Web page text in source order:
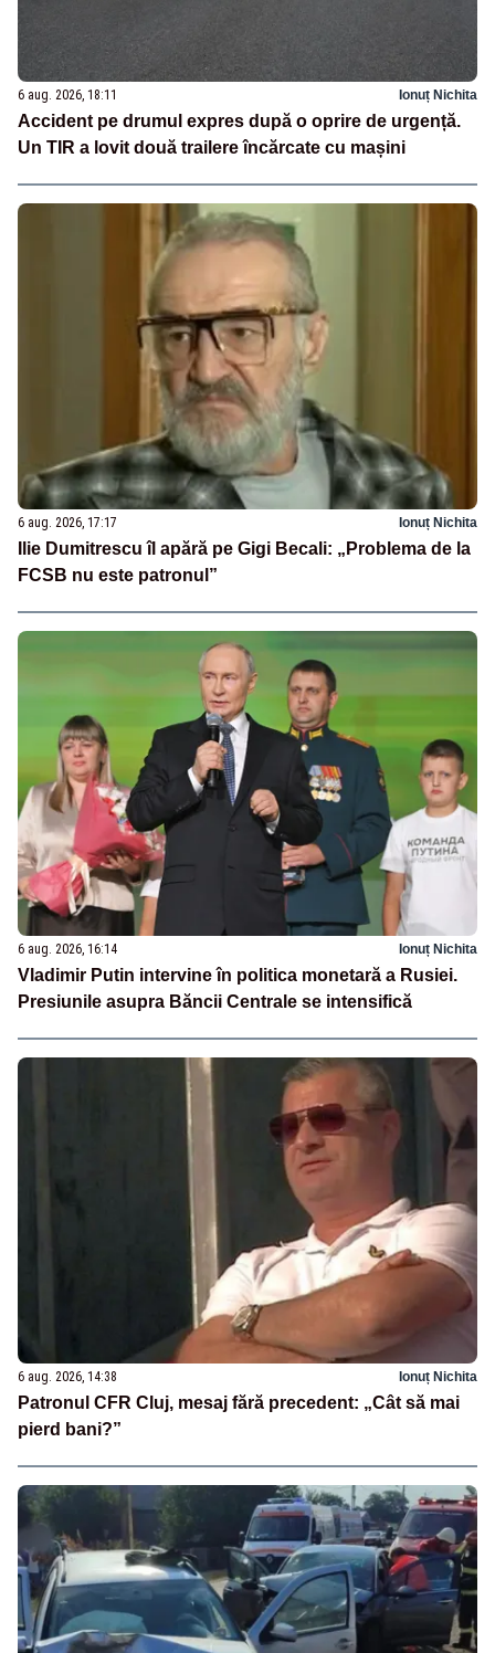
6 aug. 2026, 18:11 Ionuț Nichita
Accident pe drumul expres după o oprire de urgență.
Un TIR a lovit două trailere încărcate cu mașini
6 aug. 2026, 17:17 Ionuț Nichita
Ilie Dumitrescu îl apără pe Gigi Becali: „Problema de la
FCSB nu este patronul”
6 aug. 2026, 16:14 Ionuț Nichita
Vladimir Putin intervine în politica monetară a Rusiei.
Presiunile asupra Băncii Centrale se intensifică
6 aug. 2026, 14:38 Ionuț Nichita
Patronul CFR Cluj, mesaj fără precedent: „Cât să mai
pierd bani?”